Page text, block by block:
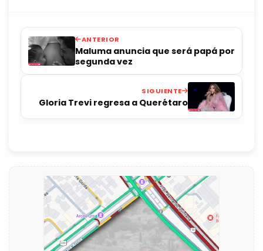
ANTERIOR
Maluma anuncia que será papá por
segunda vez
SIGUIENTE
Gloria Trevi regresa a Querétaro